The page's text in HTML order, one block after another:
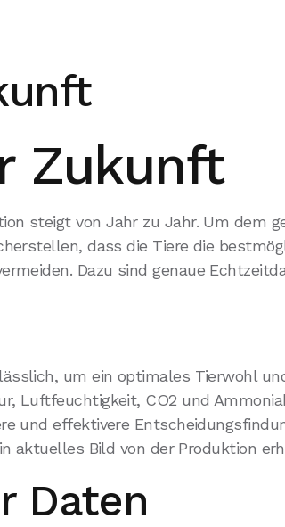
Zukunft
steigt von Jahr zu Jahr. Um dem
dass die Tiere die
Dazu sind genaue
um ein optimales Tierwohl
Luftfeuchtigkeit, CO2 und
und effektivere
aktuelles Bild von der Produktion
Daten